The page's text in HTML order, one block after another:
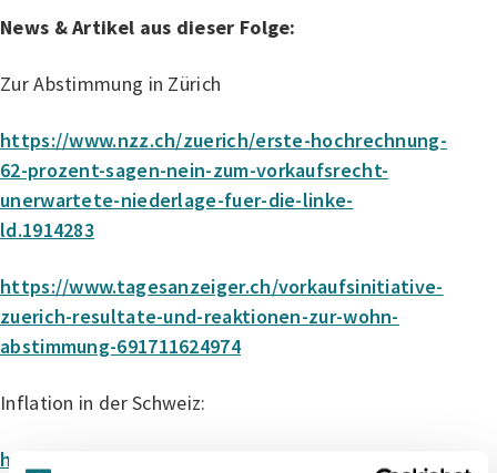
News & Artikel aus dieser Folge:
Zur Abstimmung in Zürich
https://www.nzz.ch/zuerich/erste-hochrechnung-
62-prozent-sagen-nein-zum-vorkaufsrecht-
unerwartete-niederlage-fuer-die-linke-
ld.1914283
https://www.tagesanzeiger.ch/vorkaufsinitiative-
zuerich-resultate-und-reaktionen-zur-wohn-
abstimmung-691711624974
Inflation in der Schweiz:
https://www.fuw.ch/inflation-schweiz-november-